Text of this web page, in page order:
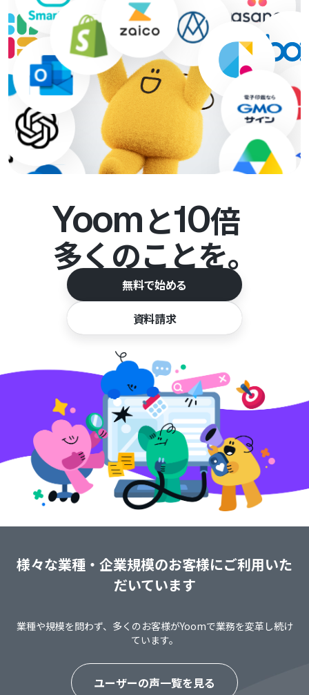
Yoomと10倍
多くのことを。
無料で始める
資料請求
様々な業種・企業規模のお客様にご利用いた
だいています
業種や規模を問わず、多くのお客様がYoomで業務を変革し続け
ています。
ユーザーの声一覧を見る